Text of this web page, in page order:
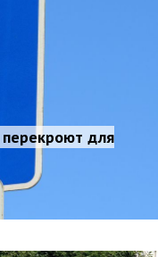
перекроют для